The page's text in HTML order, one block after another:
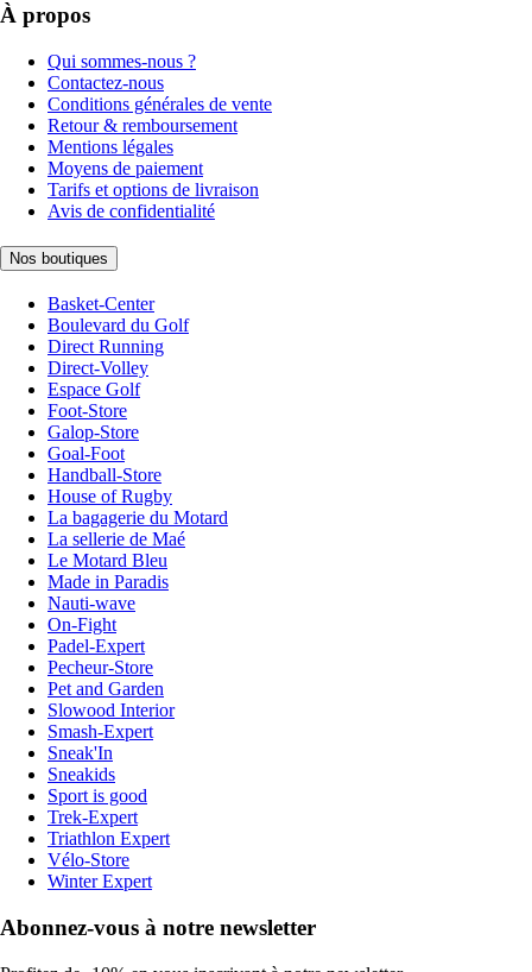
À propos
Qui sommes-nous ?
Contactez-nous
Conditions générales de vente
Retour & remboursement
Mentions légales
Moyens de paiement
Tarifs et options de livraison
Avis de confidentialité
Nos boutiques
Basket-Center
Boulevard du Golf
Direct Running
Direct-Volley
Espace Golf
Foot-Store
Galop-Store
Goal-Foot
Handball-Store
House of Rugby
La bagagerie du Motard
La sellerie de Maé
Le Motard Bleu
Made in Paradis
Nauti-wave
On-Fight
Padel-Expert
Pecheur-Store
Pet and Garden
Slowood Interior
Smash-Expert
Sneak'In
Sneakids
Sport is good
Trek-Expert
Triathlon Expert
Vélo-Store
Winter Expert
Abonnez-vous à notre newsletter